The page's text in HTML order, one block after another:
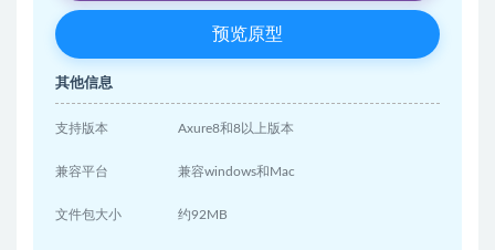
预览原型
其他信息
支持版本 Axure8和8以上版本
兼容平台 兼容windows和Mac
文件包大小 约92MB